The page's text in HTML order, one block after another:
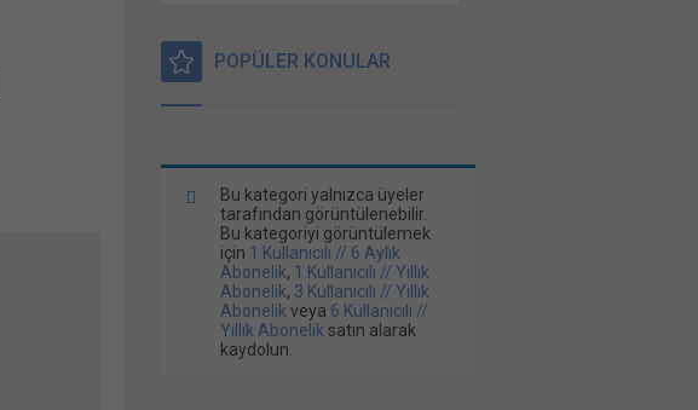
POPÜLER KONULAR
Bu kategori yalnızca üyeler
tarafından görüntülenebilir.
Bu kategoriyi görüntülemek
için 1 Kullanıcılı // 6 Aylık
Abonelik, 1 Kullanıcılı // Yıllık
Abonelik, 3 Kullanıcılı // Yıllık
Abonelik veya 6 Kullanıcılı //
Yıllık Abonelik satın alarak
kaydolun.